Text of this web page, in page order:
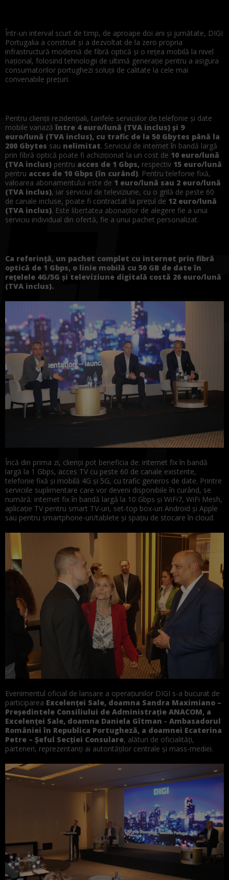
Într-un interval scurt de timp, de aproape doi ani și jumătate, DIGI
Portugalia a construit și a dezvoltat de la zero propria
infrastructură modernă de fibră optică și o rețea mobilă la nivel
național, folosind tehnologii de ultimă generație pentru a asigura
consumatorilor portughezi soluții de calitate la cele mai
convenabile prețuri.
Pentru clienții rezidențiali, tarifele serviciilor de telefonie și date
mobile variază între 4 euro/lună (TVA inclus) și 9
euro/lună (TVA inclus), cu trafic de la 50 Gbytes până la
200 Gbytes sau nelimitat. Serviciul de internet în bandă largă
prin fibră optică poate fi achiziționat la un cost de 10 euro/lună
(TVA inclus) pentru acces de 1 Gbps, respectiv 15 euro/lună
pentru acces de 10 Gbps (în curând). Pentru telefonie fixă,
valoarea abonamentului este de 1 euro/lună sau 2 euro/lună
(TVA inclus), iar serviciul de televiziune, cu o grilă de peste 60
de canale incluse, poate fi contractat la prețul de 12 euro/lună
(TVA inclus). Este libertatea abonaților de alegere fie a unui
serviciu individual din ofertă, fie a unui pachet personalizat.
Ca referință, un pachet complet cu internet prin fibră
optică de 1 Gbps, o linie mobilă cu 50 GB de date în
rețelele 4G/5G și televiziune digitală costă 26 euro/lună
(TVA inclus).
Încă din prima zi, clienții pot beneficia de: ​​internet fix în bandă
largă la 1 Gbps, acces TV cu peste 60 de canale existente,
telefonie fixă și mobilă 4G și 5G, cu trafic generos de date. Printre
serviciile suplimentare care vor deveni disponibile în curând, se
numără: internet fix în ​​bandă largă ​la 10 Gbps și WiFi7, WiFi Mesh,
aplicație TV pentru smart TV-uri, set-top box-uri Android și Apple
sau pentru smartphone-uri/tablete și spațiu de stocare în cloud.
Evenimentul oficial de lansare a operațiunilor DIGI s-a bucurat de
participarea Excelenței Sale, doamna Sandra Maximiano –
Președintele Consiliului de Administrație ANACOM, a
Excelenței Sale, doamna Daniela Gîtman - Ambasadorul
României în Republica Portugheză, a doamnei Ecaterina
Petre – Șeful Secției Consulare, alături de oficialități,
parteneri, reprezentanți ai autorităților centrale și mass-mediei.